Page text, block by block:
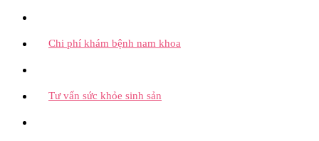
Chi phí khám bệnh nam khoa
Tư vấn sức khỏe sinh sản